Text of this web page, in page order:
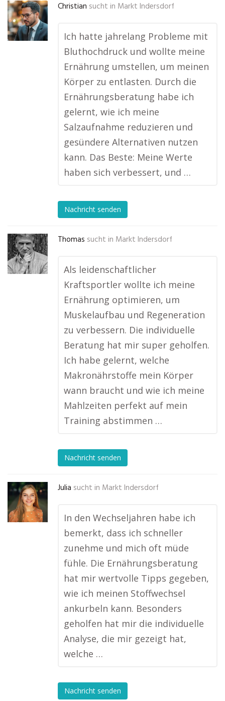
Christian sucht in Markt Indersdorf
Ich hatte jahrelang Probleme mit
Bluthochdruck und wollte meine
Ernährung umstellen, um meinen
Körper zu entlasten. Durch die
Ernährungsberatung habe ich
gelernt, wie ich meine
Salzaufnahme reduzieren und
gesündere Alternativen nutzen
kann. Das Beste: Meine Werte
haben sich verbessert, und …
Nachricht senden
Thomas sucht in Markt Indersdorf
Als leidenschaftlicher
Kraftsportler wollte ich meine
Ernährung optimieren, um
Muskelaufbau und Regeneration
zu verbessern. Die individuelle
Beratung hat mir super geholfen.
Ich habe gelernt, welche
Makronährstoffe mein Körper
wann braucht und wie ich meine
Mahlzeiten perfekt auf mein
Training abstimmen …
Nachricht senden
Julia sucht in Markt Indersdorf
In den Wechseljahren habe ich
bemerkt, dass ich schneller
zunehme und mich oft müde
fühle. Die Ernährungsberatung
hat mir wertvolle Tipps gegeben,
wie ich meinen Stoffwechsel
ankurbeln kann. Besonders
geholfen hat mir die individuelle
Analyse, die mir gezeigt hat,
welche …
Nachricht senden